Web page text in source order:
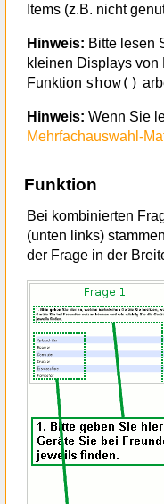
Items (z.B. nicht
Hinweis: Bitte lesen
kleinen Displays von
Funktion show()
Hinweis: Wenn Sie
Mehrfachauswahl-
Funktion
Bei kombinierten
(unten links)
der Frage in der